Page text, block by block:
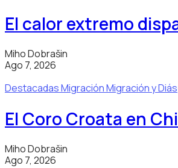
El calor extremo
Miho Dobrašin
Ago 7, 2026
DestacadasMigraciónMigración y
El Coro Croata en
Miho Dobrašin
Ago 7, 2026